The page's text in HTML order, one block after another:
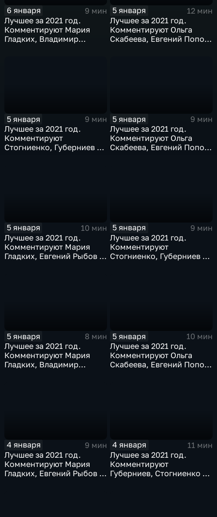
6 января
9 мин
Лучшее за 2021 год.
Комментируют Мария
Гладких, Владимир
5 января
12 мин
Лучшее за 2021 год.
Комментируют Ольга
Скабеева, Евгений Попов
5 января
9 мин
Лучшее за 2021 год.
Комментируют
Стогниенко, Губерниев и
5 января
9 мин
Лучшее за 2021 год.
Комментируют Ольга
Скабеева, Евгений Попов
5 января
10 мин
Лучшее за 2021 год.
Комментируют Мария
Гладких, Евгений Рыбов и
5 января
9 мин
Лучшее за 2021 год.
Комментируют
Стогниенко, Губерниев и
5 января
8 мин
Лучшее за 2021 год.
Комментируют Мария
Гладких, Владимир
5 января
10 мин
Лучшее за 2021 год.
Комментируют Ольга
Скабеева, Евгений Попов
4 января
9 мин
Лучшее за 2021 год.
Комментируют Мария
Гладких, Евгений Рыбов и
4 января
11 мин
Лучшее за 2021 год.
Комментируют
Губерниев, Стогниенко и